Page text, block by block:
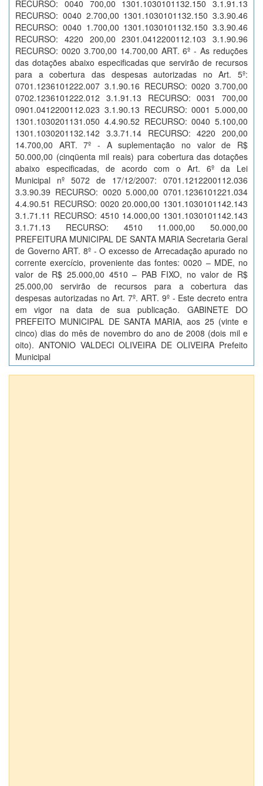
RECURSO: 0040 700,00 1301.1030101132.150 3.1.91.13
RECURSO: 0040 2.700,00 1301.1030101132.150 3.3.90.46
RECURSO: 0040 1.700,00 1301.1030101132.150 3.3.90.46
RECURSO: 4220 200,00 2301.0412200112.103 3.1.90.96
RECURSO: 0020 3.700,00 14.700,00 ART. 6º - As reduções
das dotações abaixo especificadas que servirão de recursos
para a cobertura das despesas autorizadas no Art. 5º:
0701.1236101222.007 3.1.90.16 RECURSO: 0020 3.700,00
0702.1236101222.012 3.1.91.13 RECURSO: 0031 700,00
0901.0412200112.023 3.1.90.13 RECURSO: 0001 5.000,00
1301.1030201131.050 4.4.90.52 RECURSO: 0040 5.100,00
1301.1030201132.142 3.3.71.14 RECURSO: 4220 200,00
14.700,00 ART. 7º - A suplementação no valor de R$
50.000,00 (cinqüenta mil reais) para cobertura das dotações
abaixo especificadas, de acordo com o Art. 6º da Lei
Municipal nº 5072 de 17/12/2007: 0701.1212200112.036
3.3.90.39 RECURSO: 0020 5.000,00 0701.1236101221.034
4.4.90.51 RECURSO: 0020 20.000,00 1301.1030101142.143
3.1.71.11 RECURSO: 4510 14.000,00 1301.1030101142.143
3.1.71.13 RECURSO: 4510 11.000,00 50.000,00
PREFEITURA MUNICIPAL DE SANTA MARIA Secretaria Geral
de Governo ART. 8º - O excesso de Arrecadação apurado no
corrente exercício, proveniente das fontes: 0020 – MDE, no
valor de R$ 25.000,00 4510 – PAB FIXO, no valor de R$
25.000,00 servirão de recursos para a cobertura das
despesas autorizadas no Art. 7º. ART. 9º - Este decreto entra
em vigor na data de sua publicação. GABINETE DO
PREFEITO MUNICIPAL DE SANTA MARIA, aos 25 (vinte e
cinco) dias do mês de novembro do ano de 2008 (dois mil e
oito). ANTONIO VALDECI OLIVEIRA DE OLIVEIRA Prefeito
Municipal